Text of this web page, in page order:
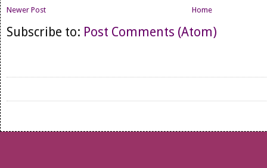
Newer Post Home
Subscribe to: Post Comments (Atom)